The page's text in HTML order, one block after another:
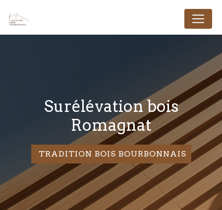
Surélévation bois
Romagnat
TRADITION BOIS BOURBONNAIS